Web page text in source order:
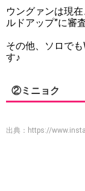
ウングァンは現
ルドアップ”に審
その他、ソロで
す♪
②ミニョク
出典： https://